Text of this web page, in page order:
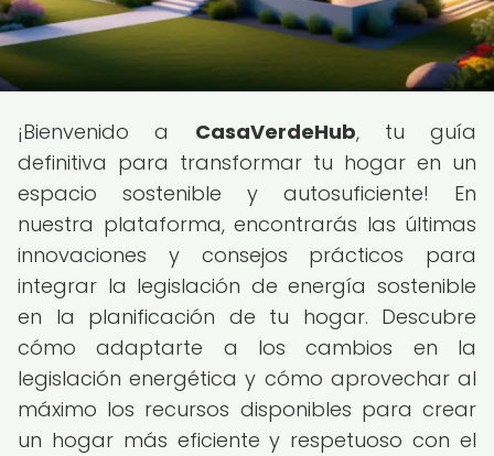
¡Bienvenido a CasaVerdeHub, tu guía
definitiva para transformar tu hogar en un
espacio sostenible y autosuficiente! En
nuestra plataforma, encontrarás las últimas
innovaciones y consejos prácticos para
integrar la legislación de energía sostenible
en la planificación de tu hogar. Descubre
cómo adaptarte a los cambios en la
legislación energética y cómo aprovechar al
máximo los recursos disponibles para crear
un hogar más eficiente y respetuoso con el